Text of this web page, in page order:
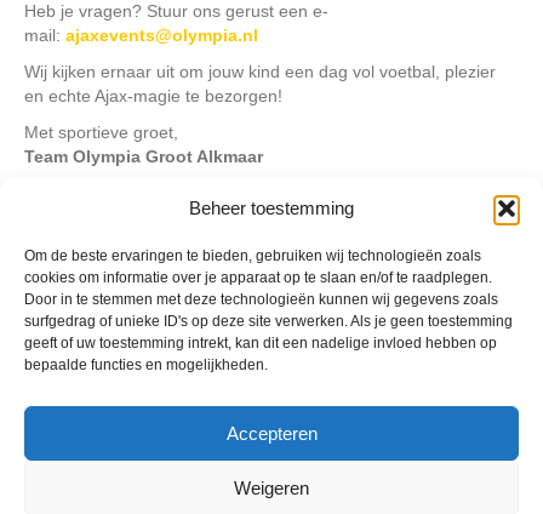
Beheer toestemming
Om de beste ervaringen te bieden, gebruiken wij technologieën zoals
cookies om informatie over je apparaat op te slaan en/of te raadplegen.
Door in te stemmen met deze technologieën kunnen wij gegevens zoals
surfgedrag of unieke ID's op deze site verwerken. Als je geen toestemming
geeft of uw toestemming intrekt, kan dit een nadelige invloed hebben op
bepaalde functies en mogelijkheden.
Accepteren
Weigeren
Heb je vragen? Stuur ons gerust een e-
mail: ajaxevents@olympia.nl
Wij kijken ernaar uit om jouw kind een dag vol voetbal, plezier
en echte Ajax-magie te bezorgen!
Met sportieve groet,
Team Olympia Groot Alkmaar
Geplaatst inArchief, Berichten seizoen 2025-2026